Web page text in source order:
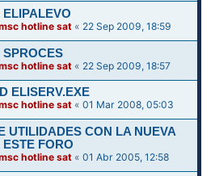
ELIPALEVO
hotline sat « 22 Sep 2009, 18:59
hotline sat « 22 Sep 2009, 18:57
ELISERV.EXE
hotline sat «01 Mar 2008, 05:03
UTILIDADES CON LA NUEVA
FORO
hotline sat «01 Abr 2005, 12:58